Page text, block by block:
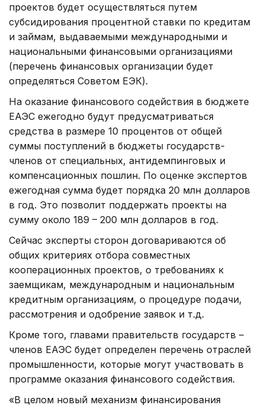
проектов будет осуществляться путем
субсидирования процентной ставки по кредитам
и займам, выдаваемыми международными и
национальными финансовыми организациями
(перечень финансовых организации будет
определяться Советом ЕЭК).
На оказание финансового содействия в бюджете
ЕАЭС ежегодно будут предусматриваться
средства в размере 10 процентов от общей
суммы поступлений в бюджеты государств-
членов от специальных, антидемпинговых и
компенсационных пошлин. По оценке экспертов
ежегодная сумма будет порядка 20 млн долларов
в год. Это позволит поддержать проекты на
сумму около 189 – 200 млн долларов в год.
Сейчас эксперты сторон договариваются об
общих критериях отбора совместных
кооперационных проектов, о требованиях к
заемщикам, международным и национальным
кредитным организациям, о процедуре подачи,
рассмотрения и одобрение заявок и т.д.
Кроме того, главами правительств государств –
членов ЕАЭС будет определен перечень отраслей
промышленности, которые могут участвовать в
программе оказания финансового содействия.
«В целом новый механизм финансирования